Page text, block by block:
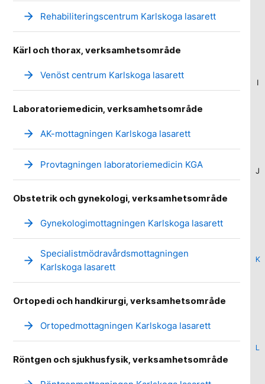
I
J
K
L
arrow_forward Rehabiliteringscentrum Karlskoga lasarett
Kärl och thorax, verksamhetsområde
arrow_forward Venöst centrum Karlskoga lasarett
Laboratoriemedicin, verksamhetsområde
arrow_forward AK-mottagningen Karlskoga lasarett
arrow_forward Provtagningen laboratoriemedicin KGA
Obstetrik och gynekologi, verksamhetsområde
arrow_forward Gynekologimottagningen Karlskoga lasarett
arrow_forward
Specialistmödravårdsmottagningen
Karlskoga lasarett
Ortopedi och handkirurgi, verksamhetsområde
arrow_forward Ortopedmottagningen Karlskoga lasarett
Röntgen och sjukhusfysik, verksamhetsområde